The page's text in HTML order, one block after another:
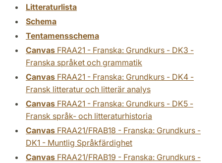
Litteraturlista
Schema
Tentamensschema
Canvas FRAA21 - Franska: Grundkurs - DK3 -
Franska språket och grammatik
Canvas FRAA21 - Franska: Grundkurs - DK4 -
Fransk litteratur och litterär analys
Canvas FRAA21 - Franska: Grundkurs - DK5 -
Fransk språk- och litteraturhistoria
Canvas FRAA21/FRAB18 - Franska: Grundkurs -
DK1 - Muntlig Språkfärdighet
Canvas FRAA21/FRAB19 - Franska: Grundkurs -